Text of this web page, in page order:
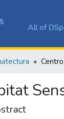
All of